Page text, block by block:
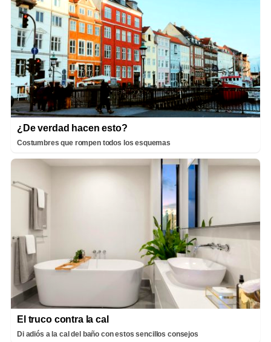
¿De verdad hacen esto?
Costumbres que rompen todos los esquemas
El truco contra la cal
Di adiós a la cal del baño con estos sencillos consejos